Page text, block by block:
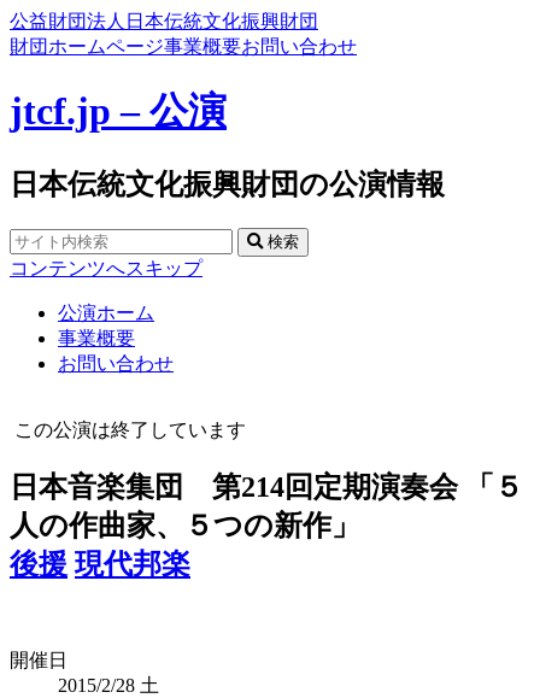
公益財団法人日本伝統文化振興財団
財団ホームページ事業概要お問い合わせ
jtcf.jp – 公演
日本伝統文化振興財団の公演情報
検索
コンテンツへスキップ
公演ホーム
事業概要
お問い合わせ
この公演は終了しています
日本音楽集団 第214回定期演奏会 「５
人の作曲家、５つの新作」
後援 現代邦楽
開催日
2015/2/28 土